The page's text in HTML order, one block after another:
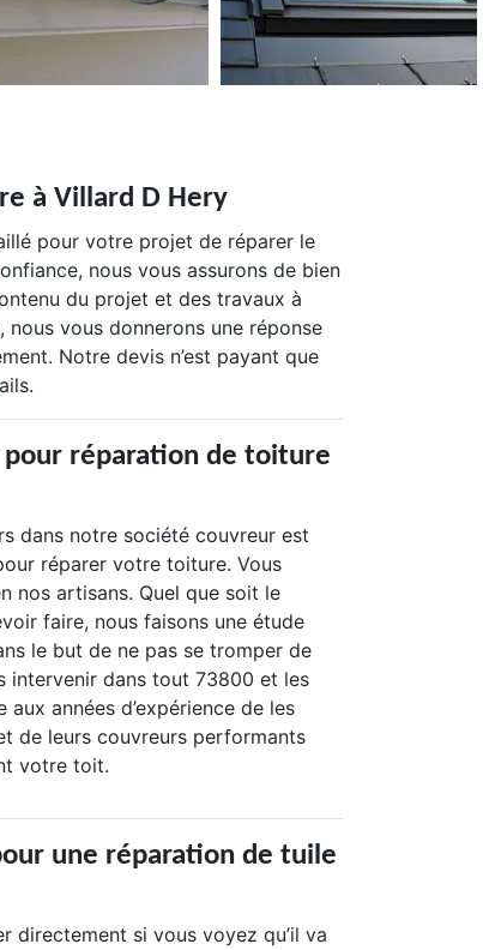
à Villard D Hery
pour votre projet de réparer le
nous vous assurons de bien
du projet et des travaux à
vous donnerons une réponse
Notre devis n’est payant que
réparation de toiture
dans notre société couvreur est
réparer votre toiture. Vous
nos artisans. Quel que soit le
faire, nous faisons une étude
le but de ne pas se tromper de
intervenir dans tout 73800 et les
années d’expérience de les
de leurs couvreurs performants
votre toit.
une réparation de tuile
directement si vous voyez qu’il va